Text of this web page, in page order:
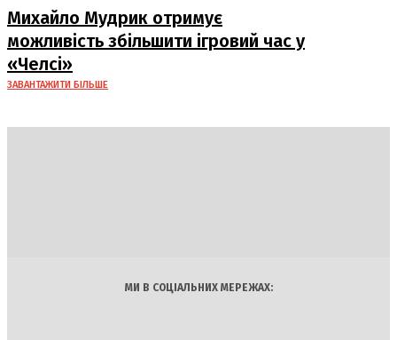
Михайло Мудрик отримує
можливість збільшити ігровий час у
«Челсі»
ЗАВАНТАЖИТИ БІЛЬШЕ
МИ В СОЦІАЛЬНИХ МЕРЕЖАХ: